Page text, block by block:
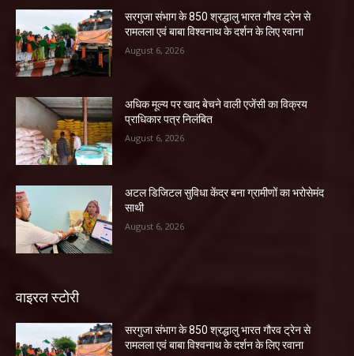
सरगुजा संभाग के 850 श्रद्धालु भारत गौरव ट्रेन से
रामलला एवं बाबा विश्वनाथ के दर्शन के लिए रवाना
August 6, 2026
अधिक मूल्य पर खाद बेचने वाली एजेंसी का विक्रय
प्राधिकार पत्र निलंबित
August 6, 2026
अटल डिजिटल सुविधा केंद्र बना ग्रामीणों का भरोसेमंद
साथी
August 6, 2026
वाइरल स्टोरी
सरगुजा संभाग के 850 श्रद्धालु भारत गौरव ट्रेन से
रामलला एवं बाबा विश्वनाथ के दर्शन के लिए रवाना